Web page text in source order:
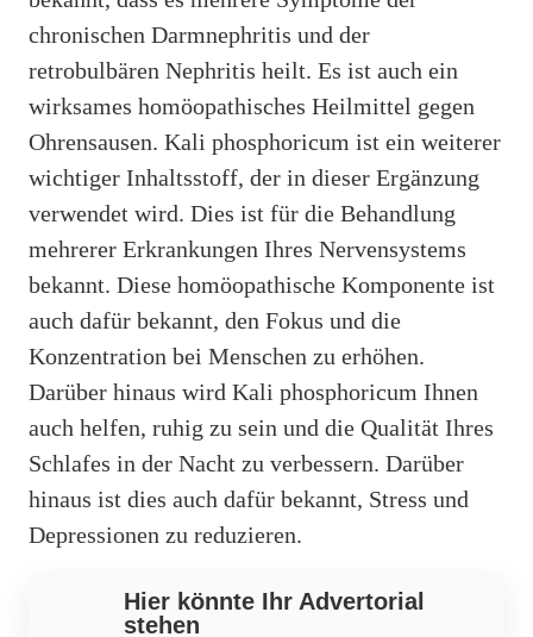
chronischen Darmnephritis und der
retrobulbären Nephritis heilt. Es ist auch ein
wirksames homöopathisches Heilmittel gegen
Ohrensausen. Kali phosphoricum ist ein weiterer
wichtiger Inhaltsstoff, der in dieser Ergänzung
verwendet wird. Dies ist für die Behandlung
mehrerer Erkrankungen Ihres Nervensystems
bekannt. Diese homöopathische Komponente ist
auch dafür bekannt, den Fokus und die
Konzentration bei Menschen zu erhöhen.
Darüber hinaus wird Kali phosphoricum Ihnen
auch helfen, ruhig zu sein und die Qualität Ihres
Schlafes in der Nacht zu verbessern. Darüber
hinaus ist dies auch dafür bekannt, Stress und
Depressionen zu reduzieren.
Hier könnte Ihr Advertorial
stehen